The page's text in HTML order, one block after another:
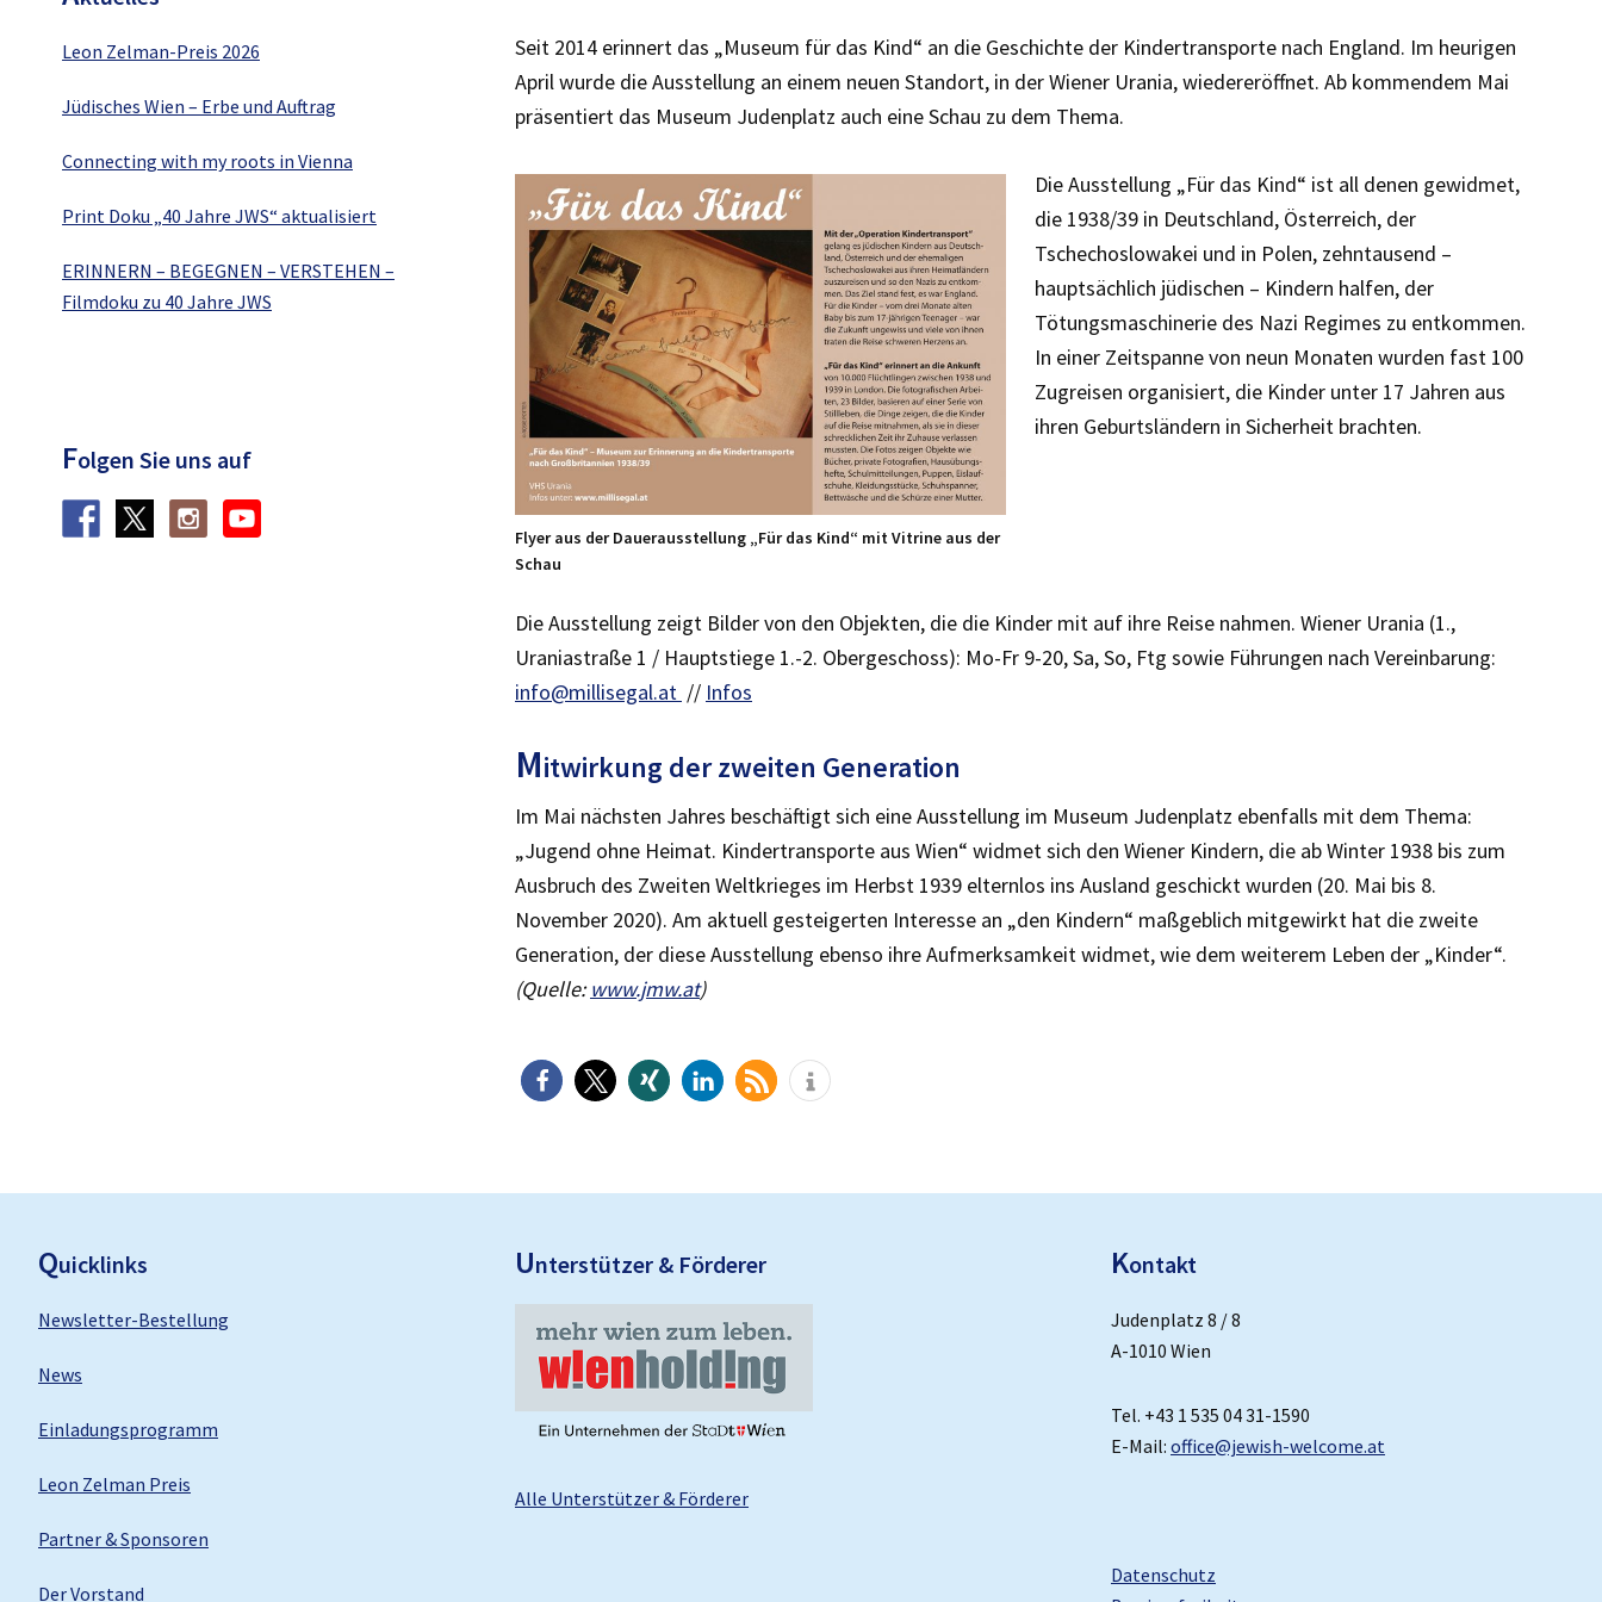
Seit 2014 erinnert das „Museum für das Kind“ an die Geschichte der Kindertransporte nach England. Im heurigen
April wurde die Ausstellung an einem neuen Standort, in der Wiener Urania, wiedereröffnet. Ab kommendem Mai
präsentiert das Museum Judenplatz auch eine Schau zu dem Thema.
Flyer aus der Dauerausstellung „Für das Kind“ mit Vitrine aus der
Schau
Die Ausstellung „Für das Kind“ ist all denen gewidmet,
die 1938/39 in Deutschland, Österreich, der
Tschechoslowakei und in Polen, zehntausend –
hauptsächlich jüdischen – Kindern halfen, der
Tötungsmaschinerie des Nazi Regimes zu entkommen.
In einer Zeitspanne von neun Monaten wurden fast 100
Zugreisen organisiert, die Kinder unter 17 Jahren aus
ihren Geburtsländern in Sicherheit brachten.
Die Ausstellung zeigt Bilder von den Objekten, die die Kinder mit auf ihre Reise nahmen. Wiener Urania (1.,
Uraniastraße 1 / Hauptstiege 1.-2. Obergeschoss): Mo-Fr 9-20, Sa, So, Ftg sowie Führungen nach Vereinbarung:
info@millisegal.at // Infos
Mitwirkung der zweiten Generation
Im Mai nächsten Jahres beschäftigt sich eine Ausstellung im Museum Judenplatz ebenfalls mit dem Thema:
„Jugend ohne Heimat. Kindertransporte aus Wien“ widmet sich den Wiener Kindern, die ab Winter 1938 bis zum
Ausbruch des Zweiten Weltkrieges im Herbst 1939 elternlos ins Ausland geschickt wurden (20. Mai bis 8.
November 2020). Am aktuell gesteigerten Interesse an „den Kindern“ maßgeblich mitgewirkt hat die zweite
Generation, der diese Ausstellung ebenso ihre Aufmerksamkeit widmet, wie dem weiterem Leben der „Kinder“.
(Quelle:www.jmw.at)
Leon Zelman-Preis 2026
Jüdisches Wien – Erbe und Auftrag
Connecting with my roots in Vienna
Print Doku „40 Jahre JWS“ aktualisiert
ERINNERN – BEGEGNEN – VERSTEHEN –
Filmdoku zu 40 Jahre JWS
Folgen Sie uns auf
Quicklinks
Newsletter-Bestellung
News
Einladungsprogramm
Leon Zelman Preis
Partner & Sponsoren
Der Vorstand
Unterstützer & Förderer
Alle Unterstützer & Förderer
Kontakt
Judenplatz 8 / 8
A-1010 Wien
Tel. +43 1 535 04 31-1590
E-Mail: office@jewish-welcome.at
Datenschutz